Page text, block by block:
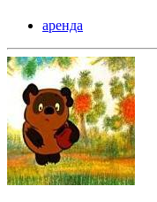
аренда